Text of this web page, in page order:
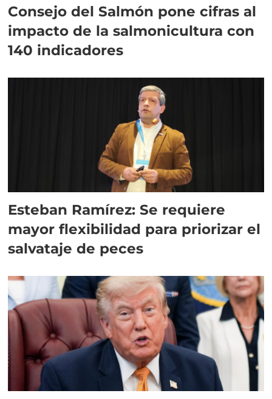
Consejo del Salmón pone cifras al
impacto de la salmonicultura con
140 indicadores
Esteban Ramírez: Se requiere
mayor flexibilidad para priorizar el
salvataje de peces